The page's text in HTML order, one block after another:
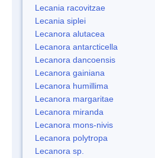
Lecania racovitzae
Lecania siplei
Lecanora alutacea
Lecanora antarcticella
Lecanora dancoensis
Lecanora gainiana
Lecanora humillima
Lecanora margaritae
Lecanora miranda
Lecanora mons-nivis
Lecanora polytropa
Lecanora sp.